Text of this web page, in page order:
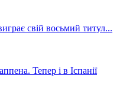
Тепер і в Іспанії